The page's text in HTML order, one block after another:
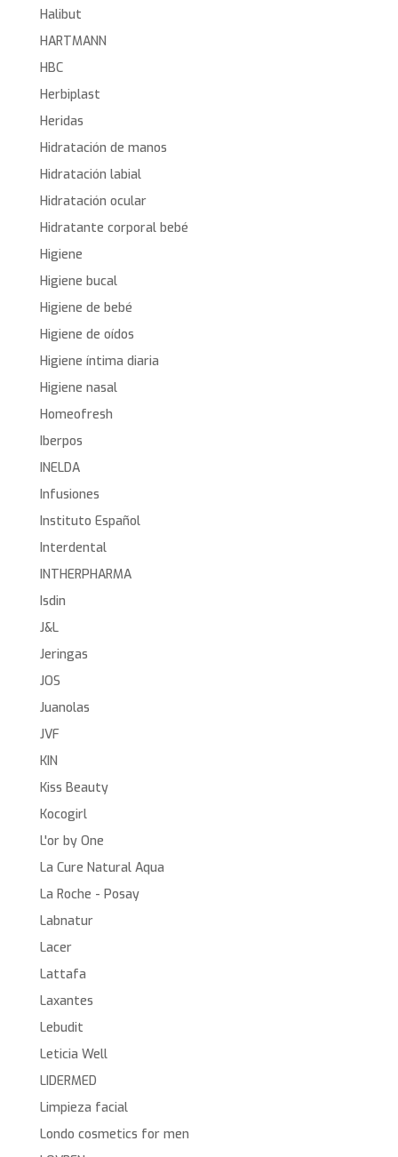
Halibut
HARTMANN
HBC
Herbiplast
Heridas
Hidratación de manos
Hidratación labial
Hidratación ocular
Hidratante corporal bebé
Higiene
Higiene bucal
Higiene de bebé
Higiene de oídos
Higiene íntima diaria
Higiene nasal
Homeofresh
Iberpos
INELDA
Infusiones
Instituto Español
Interdental
INTHERPHARMA
Isdin
J&L
Jeringas
JOS
Juanolas
JVF
KIN
Kiss Beauty
Kocogirl
L'or by One
La Cure Natural Aqua
La Roche - Posay
Labnatur
Lacer
Lattafa
Laxantes
Lebudit
Leticia Well
LIDERMED
Limpieza facial
Londo cosmetics for men